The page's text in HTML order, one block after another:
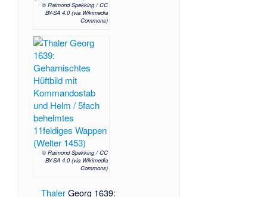
© Raimond Spekking / CC
BY-SA 4.0 (via Wikimedia
Commons)
© Raimond Spekking / CC
BY-SA 4.0 (via Wikimedia
Commons)
ThalerGeorg 1639: